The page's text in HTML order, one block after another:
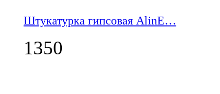
Штукатурка гипсовая AlinE…
1350